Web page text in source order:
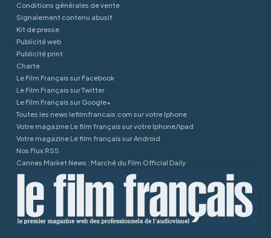
Conditions générales de vente
Signalement contenu abusif
Kit de presse
Publicité web
Publicité print
Charte
Le Film Français sur Facebook
Le Film Français sur Twitter
Le Film Français sur Google+
Toutes les news lefilmfrancais.com sur votre Iphone
Votre magazine Le film français sur votre Iphone/Ipad
Votre magazine Le film français sur Android
Nos Flux RSS
Cannes Market News : Marché du Film Official Daily